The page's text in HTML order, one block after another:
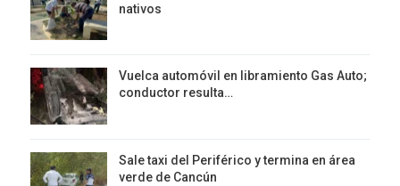
nativos
Vuelca automóvil en libramiento Gas Auto;
conductor resulta…
Sale taxi del Periférico y termina en área
verde de Cancún